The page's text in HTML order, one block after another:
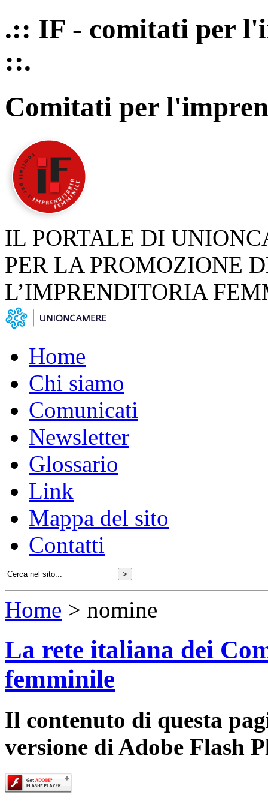
.:: IF - comitati per
::.
Comitati per
IL PORTALE DI
PER LA PROMOZIONE
L’IMPRENDITORIA
Home
Chi siamo
Comunicati
Newsletter
Glossario
Link
Mappa del sito
Contatti
Home > nomine
La rete italiana dei
femminile
Il contenuto di questa
versione di Adobe Flash